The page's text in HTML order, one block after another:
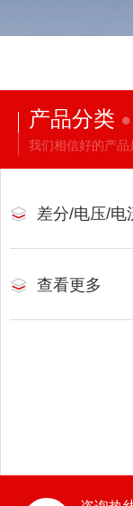
产品分类
我们相信好的产品
差分/电压/电
查看更多